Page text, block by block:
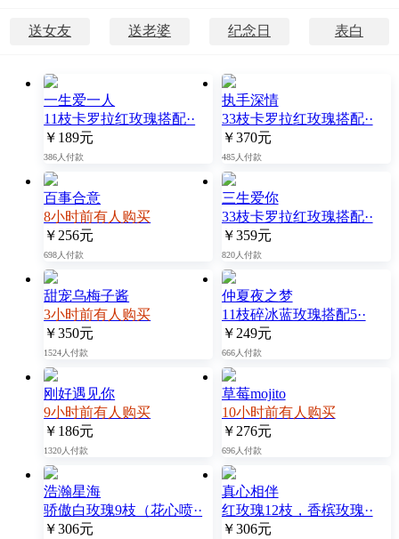
送女友 送老婆 纪念日 表白
一生爱一人
11枝卡罗拉红玫瑰搭配··
￥189元
386人付款
执手深情
33枝卡罗拉红玫瑰搭配··
￥370元
485人付款
百事合意
8小时前有人购买
￥256元
698人付款
三生爱你
33枝卡罗拉红玫瑰搭配··
￥359元
820人付款
甜宠乌梅子酱
3小时前有人购买
￥350元
1524人付款
仲夏夜之梦
11枝碎冰蓝玫瑰搭配5··
￥249元
666人付款
刚好遇见你
9小时前有人购买
￥186元
1320人付款
草莓mojito
10小时前有人购买
￥276元
696人付款
浩瀚星海
骄傲白玫瑰9枝（花心喷··
￥306元
真心相伴
红玫瑰12枝，香槟玫瑰··
￥306元